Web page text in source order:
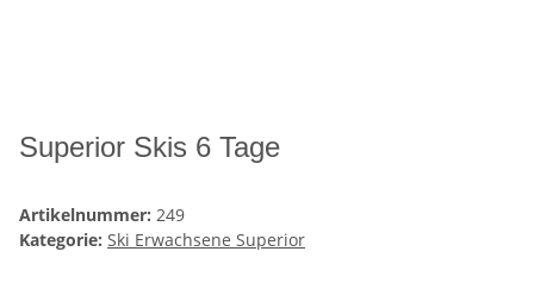
Superior Skis 6 Tage
Artikelnummer: 249
Kategorie: Ski Erwachsene Superior